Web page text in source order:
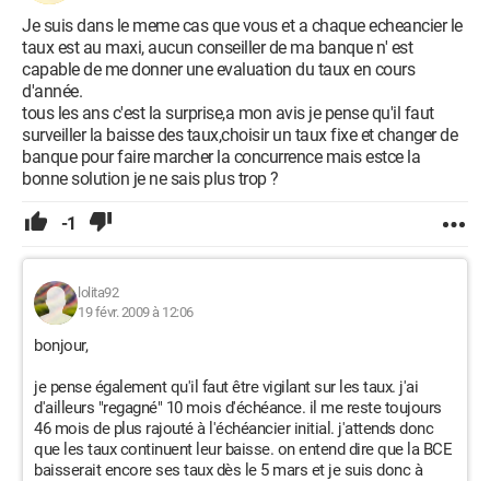
Je suis dans le meme cas que vous et a chaque echeancier le
taux est au maxi, aucun conseiller de ma banque n' est
capable de me donner une evaluation du taux en cours
d'année.
tous les ans c'est la surprise,a mon avis je pense qu'il faut
surveiller la baisse des taux,choisir un taux fixe et changer de
banque pour faire marcher la concurrence mais estce la
bonne solution je ne sais plus trop ?
-1
lolita92
19 févr. 2009 à 12:06
bonjour,
je pense également qu'il faut être vigilant sur les taux. j'ai
d'ailleurs "regagné" 10 mois d'échéance. il me reste toujours
46 mois de plus rajouté à l'échéancier initial. j'attends donc
que les taux continuent leur baisse. on entend dire que la BCE
baisserait encore ses taux dès le 5 mars et je suis donc à